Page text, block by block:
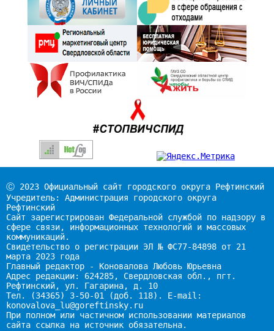
Ⓒ 2023 Официальный сайт городского округа Рефтинский
Учредитель: Администрация городского округа
Рефтинский
Сайт зарегистрирован Федеральной службой по надзору в
сфере связи, информационных технологий и массовых
коммуникаций.
Свидетельство о регистрации ЭЛ № ФС77-84898 от 21
марта 2023 года
Главный редактор - Коновалова Любовь Юрьевна
Адрес редакции: 624285, Свердловская обл., пгт.
Рефтинский, ул. Гагарина, д. 10
Тел. (34365) 3-50-01 (доб. 118). E-mail:
konovalova_lu@goreftinsky.ru
При полном или частичном использовании материалов
сайта ссылка на источник обязательна.